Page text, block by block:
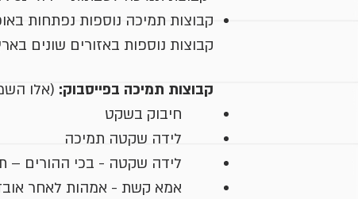
קבוצות תמיכה נוספות נפתחות
קבוצות נוספות באזורים שונים
קבוצות תמיכה בפייסבוק: (אלו
חיבוק בשקט
לידה שקטה תמיכה
לידה שקטה - בכי ההורים –
אמא קשת - אמהות לאחר